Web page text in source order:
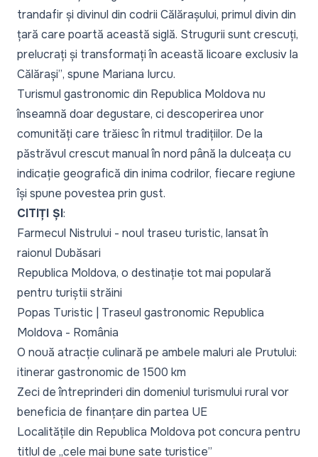
trandafir și divinul din codrii Călărașului, primul divin din
țară care poartă această siglă. Strugurii sunt crescuți,
prelucrați și transformați în această licoare exclusiv la
Călărași”, spune Mariana Iurcu.
Turismul gastronomic din Republica Moldova nu
înseamnă doar degustare, ci descoperirea unor
comunități care trăiesc în ritmul tradițiilor. De la
păstrăvul crescut manual în nord până la dulceața cu
indicație geografică din inima codrilor, fiecare regiune
își spune povestea prin gust.
CITIȚI ȘI:
Farmecul Nistrului - noul traseu turistic, lansat în
raionul Dubăsari
Republica Moldova, o destinație tot mai populară
pentru turiștii străini
Popas Turistic | Traseul gastronomic Republica
Moldova - România
O nouă atracție culinară pe ambele maluri ale Prutului:
itinerar gastronomic de 1500 km
Zeci de întreprinderi din domeniul turismului rural vor
beneficia de finanțare din partea UE
Localitățile din Republica Moldova pot concura pentru
titlul de „cele mai bune sate turistice”